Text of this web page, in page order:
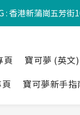
: 香港新蒲崗五芳街
頁 寶可夢 (英文
寶可夢新手指